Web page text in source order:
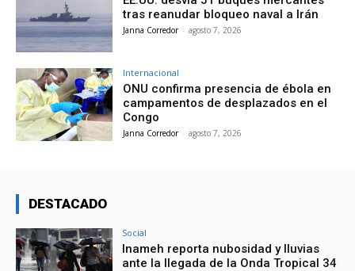
tras reanudar bloqueo naval a Irán
Janna Corredor - agosto 7, 2026
Internacional
ONU confirma presencia de ébola en
campamentos de desplazados en el
Congo
Janna Corredor - agosto 7, 2026
DESTACADO
Social
Inameh reporta nubosidad y lluvias
ante la llegada de la Onda Tropical 34